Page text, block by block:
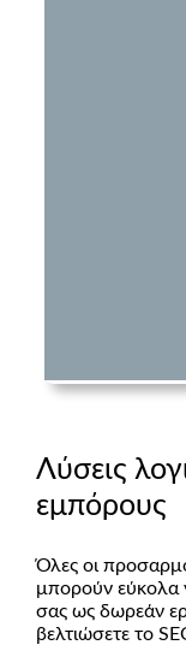
Λύσεις
εμπόρους
Όλες οι
μπορούν εύκολα
σας ως δωρεάν
βελτιώσετε το